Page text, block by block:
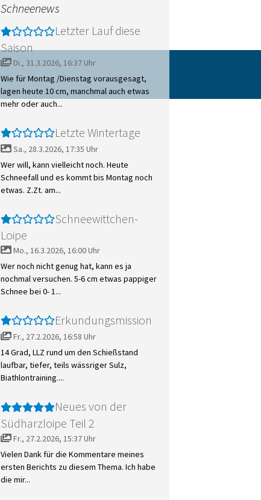
Schneenews
Letzter Lauf diese
Saison
Di., 31.3.2026, 16:37 Uhr
Wie für Montag /Dienstag vorausgesagt,
lagen heute 10 cm, manchmal auch etwas
mehr oder auch...
Letzte Wintertage
Sa., 28.3.2026, 17:35 Uhr
Wer will, kann vielleicht noch. Heute
Schneefall und es kommt bis Montag noch
etwas. Z.Zt. am...
Schneewittchen-
Loipe
Mo., 16.3.2026, 16:00 Uhr
Wer noch nicht genug hat, kann es ja
nochmal versuchen. 5-6 cm etwas pappiger
Schnee bei 0- 1...
Erkundungsmission
Fr., 27.2.2026, 16:58 Uhr
14 Grad, LLZ rund um den Schießstand
laufbar, tiefer, teils wässriger Sulz,
Biathlontraining....
Neues von der
Südharzloipe Teil 2
Fr., 27.2.2026, 15:37 Uhr
Vielen Dank für die Kommentare meines
ersten Berichts zu diesem Thema. Ich habe
die mir...